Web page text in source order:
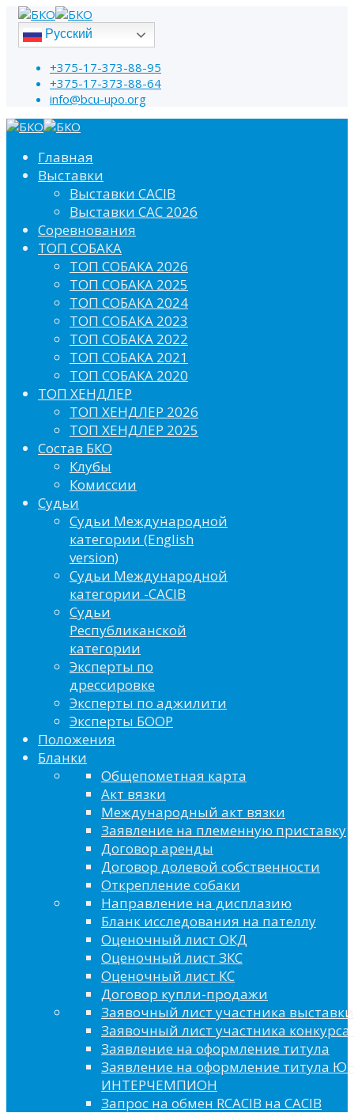
Русский
+375-17-373-88-95
+375-17-373-88-64
info@bcu-upo.org
Главная
Выставки
Выставки CACIB
Выставки САС 2026
Соревнования
ТОП СОБАКА
ТОП СОБАКА 2026
ТОП СОБАКА 2025
ТОП СОБАКА 2024
ТОП СОБАКА 2023
ТОП СОБАКА 2022
ТОП СОБАКА 2021
ТОП СОБАКА 2020
ТОП ХЕНДЛЕР
ТОП ХЕНДЛЕР 2026
ТОП ХЕНДЛЕР 2025
Состав БКО
Клубы
Комиссии
Судьи
Судьи Международной
категории (English
version)
Судьи Международной
категории -CACIB
Судьи
Республиканской
категории
Эксперты по
дрессировке
Эксперты по аджилити
Эксперты БООР
Положения
Бланки
Общепометная карта
Акт вязки
Международный акт вязки
Заявление на племенную приставку
Договор аренды
Договор долевой собственности
Открепление собаки
Направление на дисплазию
Бланк исследования на пателлу
Оценочный лист ОКД
Оценочный лист ЗКС
Оценочный лист КС
Договор купли-продажи
Заявочный лист участника выставки
Заявочный лист участника конкурса
Заявление на оформление титула
Заявление на оформление титула
ИНТЕРЧЕМПИОН
Запрос на обмен RCACIB на CACIB